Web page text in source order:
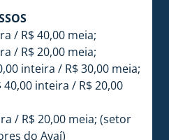
/ R$ 40,00 meia;
/ R$ 20,00 meia;
inteira / R$ 30,00 meia;
40,00 inteira / R$ 20,00
/ R$ 20,00 meia; (setor
do Avaí)